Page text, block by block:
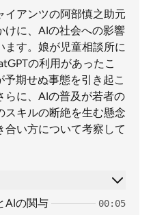
イアンツの阿部慎之助元
けに、AIの社会への影響
ます。娘が児童相談所に
の利用があったこ
期せぬ事態を引き起こ
らに、AIの普及が若者の
スキルの断絶を生む懸念
い方について考察して
AIの関与 00:05